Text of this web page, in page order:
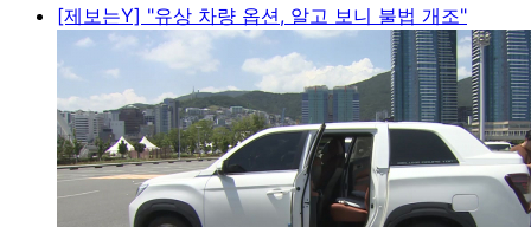
[제보는Y] "유상 차량 옵션, 알고 보니 불법 개조"